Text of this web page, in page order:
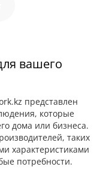
вашего
представлен
которые
дома или бизнеса.
таких
характеристиками
потребности.